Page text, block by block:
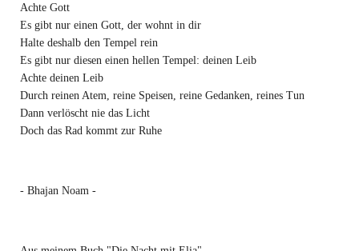
Achte Gott
Es gibt nur einen Gott, der wohnt in dir
Halte deshalb den Tempel rein
Es gibt nur diesen einen hellen Tempel: deinen Leib
Achte deinen Leib
Durch reinen Atem, reine Speisen, reine Gedanken, reines Tun
Dann verlöscht nie das Licht
Doch das Rad kommt zur Ruhe
- Bhajan Noam -